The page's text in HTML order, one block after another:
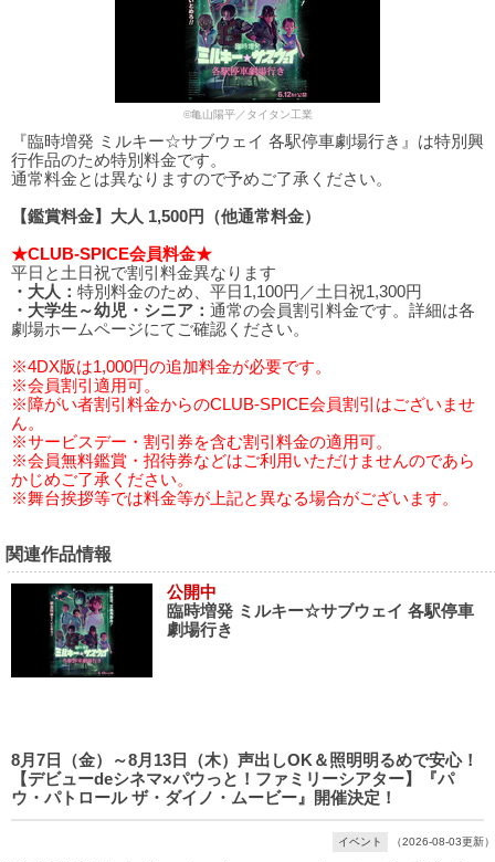
©亀山陽平／タイタン工業
『臨時増発 ミルキー☆サブウェイ 各駅停車劇場行き』は特別興
行作品のため特別料金です。
通常料金とは異なりますので予めご了承ください。
【鑑賞料金】大人 1,500円（他通常料金）
★CLUB-SPICE会員料金★
平日と土日祝で割引料金異なります
・大人： 特別料金のため、平日1,100円／土日祝1,300円
・大学生～幼児・シニア： 通常の会員割引料金です。詳細は各
劇場ホームページにてご確認ください。
※4DX版は1,000円の追加料金が必要です。
※会員割引適用可。
※障がい者割引料金からのCLUB-SPICE会員割引はございませ
ん。
※サービスデー・割引券を含む割引料金の適用可。
※会員無料鑑賞・招待券などはご利用いただけませんのであら
かじめご了承ください。
※舞台挨拶等では料金等が上記と異なる場合がございます。
関連作品情報
公開中
臨時増発 ミルキー☆サブウェイ 各駅停車
劇場行き
8月7日（金）～8月13日（木）声出しOK＆照明明るめで安心！
【デビューdeシネマ×パウっと！ファミリーシアター】『パ
ウ・パトロール ザ・ダイノ・ムービー』開催決定！
イベント （2026-08-03更新）